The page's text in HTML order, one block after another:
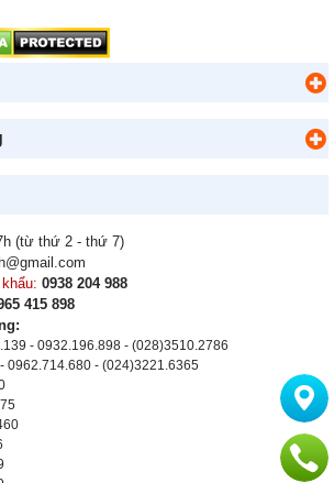
(từ thứ 2 - thứ 7)
0938 204 988
415 898
- 0932.196.898 - (028)3510.2786
- 0962.714.680 - (024)3221.6365